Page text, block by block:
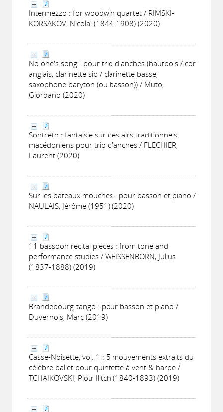
Intermezzo : for woodwin quartet / RIMSKI-
KORSAKOV, Nicolaï (1844-1908) (2020)
No one's song : pour trio d'anches (hautbois / cor
anglais, clarinette sib / clarinette basse,
saxophone baryton (ou basson)) / Muto,
Giordano (2020)
Sontceto : fantaisie sur des airs traditionnels
macédoniens pour trio d'anches / FLECHIER,
Laurent (2020)
Sur les bateaux mouches : pour basson et piano /
NAULAIS, Jérôme (1951) (2020)
11 bassoon recital pieces : from tone and
performance studies / WEISSENBORN, Julius
(1837-1888) (2019)
Brandebourg-tango : pour basson et piano /
Duvernois, Marc (2019)
Casse-Noisette, vol. 1 : 5 mouvements extraits du
célèbre ballet pour quintette à vent & harpe /
TCHAIKOVSKI, Piotr Ilitch (1840-1893) (2019)